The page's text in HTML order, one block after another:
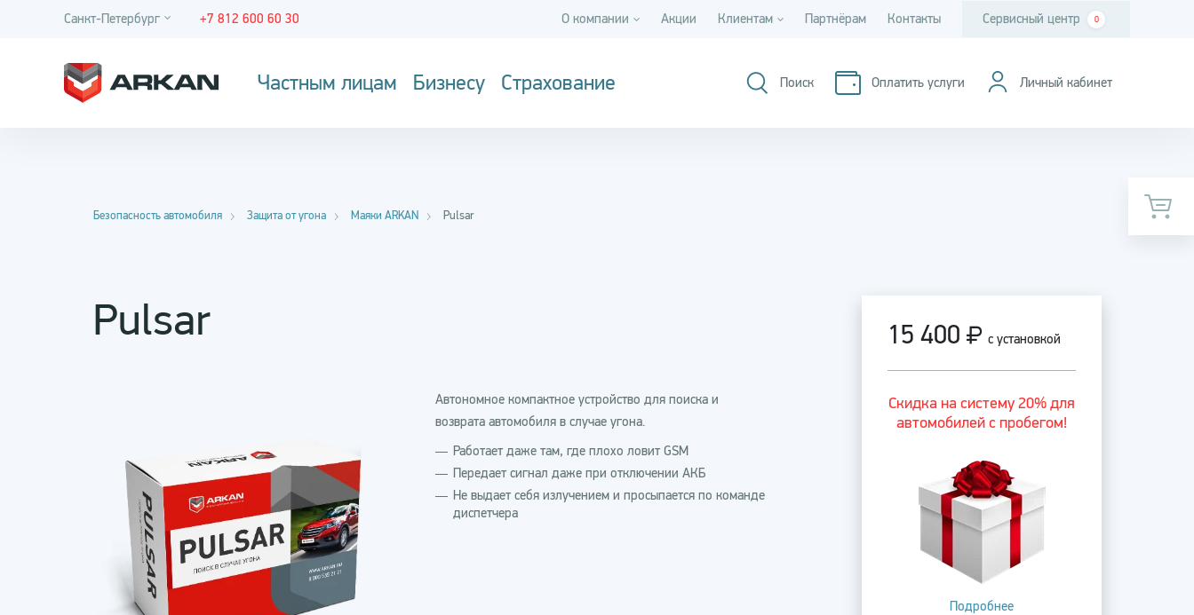
Санкт-Петербург +7 812 600 60 30 О компании Акции Клиентам Партнёрам Контакты Сервисный центр 0
Частным лицам Бизнесу Страхование Поиск Оплатить услуги Личный кабинет
Безопасность автомобиля Защита от угона Маяки ARKAN Pulsar
Pulsar 15 400 с установкой
Скидка на систему 20% для
автомобилей с пробегом!
Подробнее
Автономное компактное устройство для поиска и
возврата автомобиля в случае угона.
Работает даже там, где плохо ловит GSM
Передает сигнал даже при отключении АКБ
Не выдает себя излучением и просыпается по команде
диспетчера